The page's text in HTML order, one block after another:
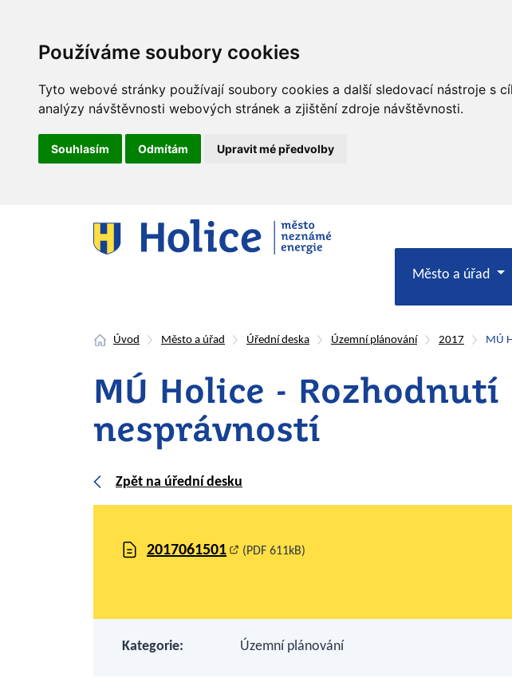
Používáme soubory cookies
Tyto webové stránky používají soubory cookies a další sledovací nástroje s
analýzy návštěvnosti webových stránek a zjištění zdroje návštěvnosti.
Souhlasím Odmítám Upravit mé předvolby
Úvod Město a úřad Úřední deska Územní plánování 2017 MÚ
MÚ Holice -
nesprávností
Zpět na úřední desku
2017061501 (PDF 611kB)
Kategorie: Územní plánování
Město a úřad